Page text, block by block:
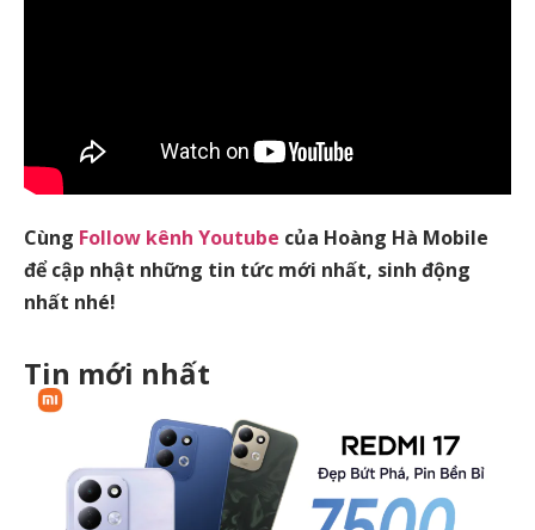
Cùng Follow kênh Youtube của Hoàng Hà Mobile
để cập nhật những tin tức mới nhất, sinh động
nhất nhé!
Tin mới nhất